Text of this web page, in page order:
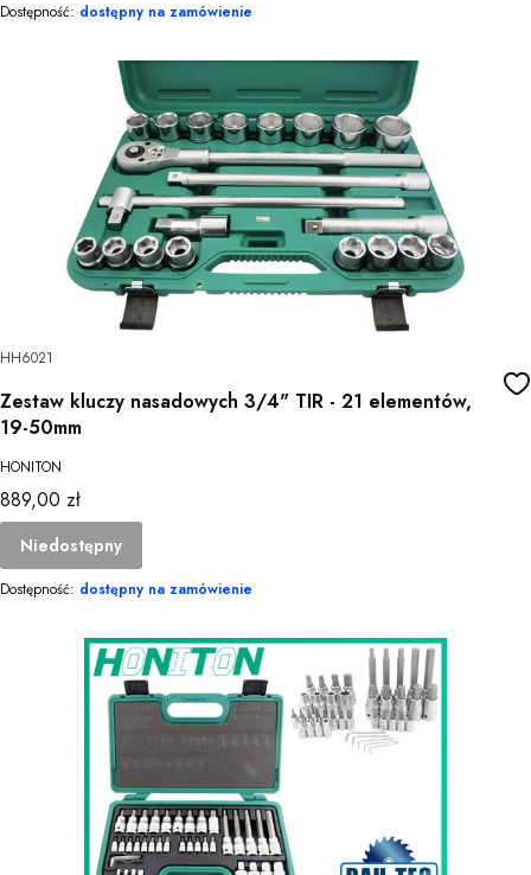
Dostępność: dostępny na zamówienie
HH6021
Zestaw kluczy nasadowych 3/4" TIR - 21 elementów,
19-50mm
HONITON
Cena
889,00 zł
Niedostępny
Dostępność: dostępny na zamówienie